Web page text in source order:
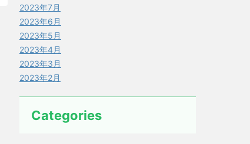
2023年7月
2023年6月
2023年5月
2023年4月
2023年3月
2023年2月
Categories